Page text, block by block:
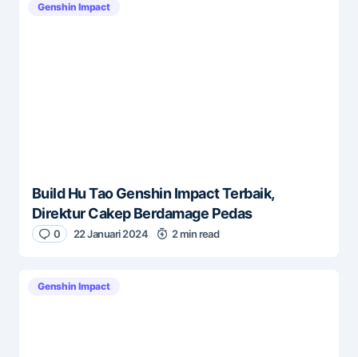
Genshin Impact
Build Hu Tao Genshin Impact Terbaik,
Direktur Cakep Berdamage Pedas
0 22 Januari 2024 2 min read
Genshin Impact